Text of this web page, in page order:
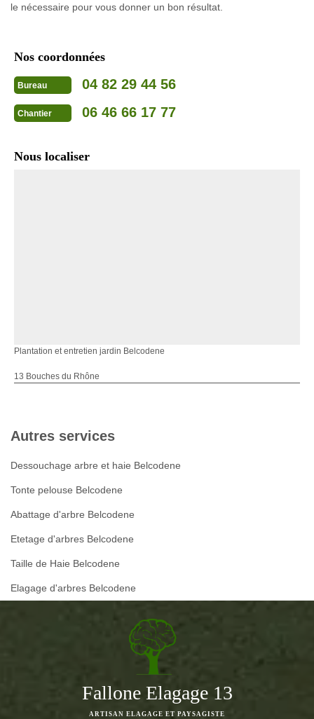
le nécessaire pour vous donner un bon résultat.
Nos coordonnées
Bureau 04 82 29 44 56
Chantier 06 46 66 17 77
Nous localiser
Plantation et entretien jardin Belcodene
13 Bouches du Rhône
Autres services
Dessouchage arbre et haie Belcodene
Tonte pelouse Belcodene
Abattage d'arbre Belcodene
Etetage d'arbres Belcodene
Taille de Haie Belcodene
Elagage d'arbres Belcodene
Fallone Elagage 13
ARTISAN ELAGAGE ET PAYSAGISTE